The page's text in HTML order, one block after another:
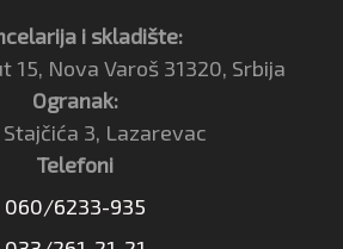
i skladište:
15, Nova Varoš 31320, Srbija
Ogranak:
Stajčića 3, Lazarevac
Telefoni
060/6233-935